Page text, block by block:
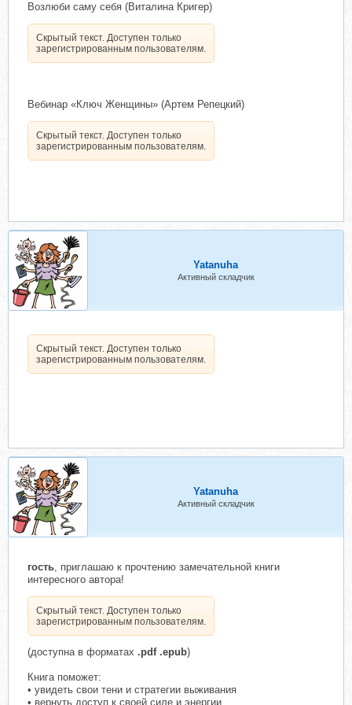
Возлюби саму себя (Виталина Кригер)
Скрытый текст. Доступен только
зарегистрированным пользователям.
Вебинар «Ключ Женщины» (Артем Репецкий)
Скрытый текст. Доступен только
зарегистрированным пользователям.
Yatanuha
Активный складчик
Скрытый текст. Доступен только
зарегистрированным пользователям.
Yatanuha
Активный складчик
гость , приглашаю к прочтению замечательной книги
интересного автора!
Скрытый текст. Доступен только
зарегистрированным пользователям.
(доступна в форматах .pdf .epub)
Книга поможет:
• увидеть свои тени и стратегии выживания
• вернуть доступ к своей силе и энергии